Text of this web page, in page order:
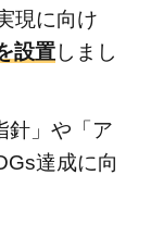
現に向け
設置しまし
針」や「ア
達成に向